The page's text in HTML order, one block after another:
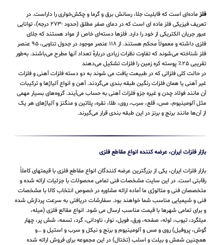
فلز ماده‌ای است که قابلیت جلا، رسانش برق و گرما و چکش‌خواری را داراست. در
تعریف فیزیکی فلز ماده ای است که در دمای صفر مطلق (حدود -۲۷۳ درجه)، توانایی
عبور جریان الکتریکی از خود را دارد. فلزها دسته‌ای خاص از مواد هستند که جلای
فلزی داشته و معمولاً محکم هستند. از ۱۱۸ عنصر موجود در جدول تناوبی، ۹۵ عنصر
فلز شناخته می‌شوند که تفاوت نظرات زیادی دربارهٔ تعداد آنها مطرح می‌باشند. به‌طور
تقریبی ۲۵٪ پوسته کره زمین را فلزات تشکیل می‌دهند
در حالت کلی فلزاتی که در طبیعت یافت می شوند به دو دسته فلزات آهنی و فلزات
غیر آهنی یا همان فلزات رنگین طبقه بندی می‌گردند. آهن و انواع آلیاژها و ترکیبات
آن مانند فولاد چدن و غیره جزو فلزات آهنی به حساب می‌‌آیند. گروه‌های بسیار مهمی
مثل آلومینیوم، مس، قلع، سرب، روی، طلا، نقره، پلاتین و منگنز و آلیاژهای هر یک
از آن‌ها مانند برنج و برنز در این طبقه‌ بندی قرار می‌‌گیرند.
بازار فلزات ایران، عرضه کننده انواع مقاطع فلزی
بازار فلزات ایران، یکی از بزرگترین عرضه کنندگان انواع مقاطع فلزی با قیمتهای کاملاً
رقابتی است. در این سایت مشخصات فنی تمامی محصولات با جزئیات ارائه شده و
متخصصان فنی و متالوژی ما آماده ارائه مشاوره در خصوص انتخاب کالا با مشخصات
فنی و شیمیایی مناسب شما خواهند بود. سفارشات دریافتی به سرعت پردازش شده
و برای تمامی شهرها با قیمت مناسب ارسال می شود. انواع مقالع فلزی (میله،
میلگرد، تیوب، لوله، صفحه، ورق، فویل، نوار، ناودانی، گرد، تسمه، شش پر، چهار
گوش، پروفیل) روی و مس و آلومینیوم و برنج و نیکل و سرب و استیل و …و
همچنین شمش و بیلت و اسلب (تختال) در این مجموعه برای فروش ارائه شده